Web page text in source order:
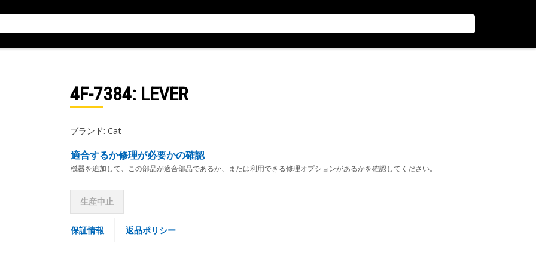
4F-7384: LEVER
ブランド: Cat
適合するか修理が必要かの確認
機器を追加して、この部品が適合部品であるか、または利用できる修理オプションがあるかを確認してください。
生産中止
保証情報 返品ポリシー